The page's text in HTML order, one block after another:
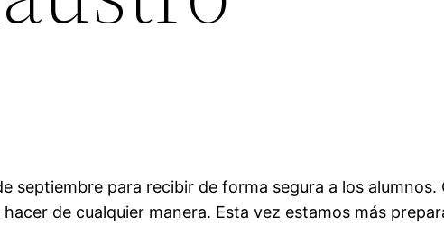
septiembre para recibir de forma segura a los
de cualquier manera. Esta vez estamos más